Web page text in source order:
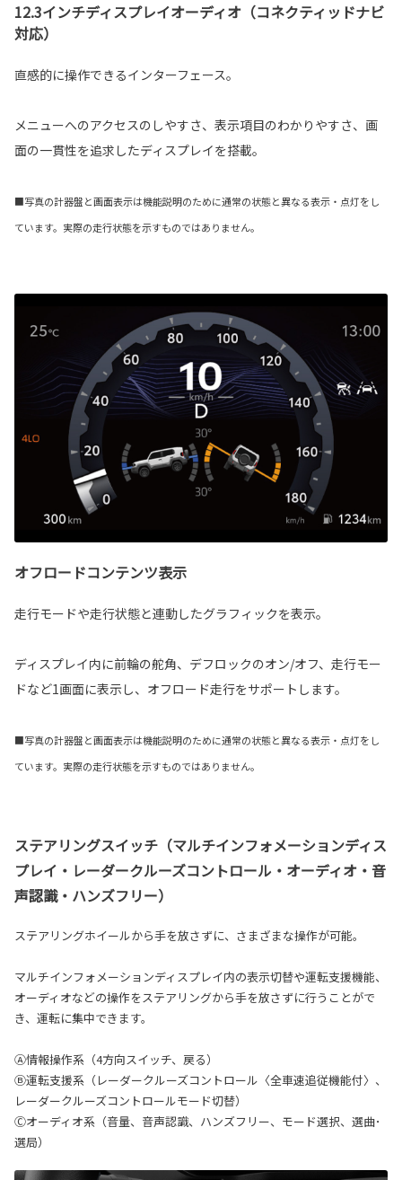
12.3インチディスプレイオーディオ（コネクティッドナビ
対応）
直感的に操作できるインターフェース。
メニューへのアクセスのしやすさ、表示項目のわかりやすさ、画
面の一貫性を追求したディスプレイを搭載。
■写真の計器盤と画面表示は機能説明のために通常の状態と異なる表示・点灯をし
ています。実際の走行状態を示すものではありません。
オフロードコンテンツ表示
走行モードや走行状態と連動したグラフィックを表示。
ディスプレイ内に前輪の舵角、デフロックのオン/オフ、走行モー
ドなど1画面に表示し、オフロード走行をサポートします。
■写真の計器盤と画面表示は機能説明のために通常の状態と異なる表示・点灯をし
ています。実際の走行状態を示すものではありません。
ステアリングスイッチ（マルチインフォメーションディス
プレイ・レーダークルーズコントロール・オーディオ・音
声認識・ハンズフリー）
ステアリングホイールから手を放さずに、さまざまな操作が可能。
マルチインフォメーションディスプレイ内の表示切替や運転支援機能、
オーディオなどの操作をステアリングから手を放さずに行うことがで
き、運転に集中できます。
Ⓐ情報操作系（4方向スイッチ、戻る）
Ⓑ運転支援系（レーダークルーズコントロール〈全車速追従機能付〉、
レーダークルーズコントロールモード切替）
Ⓒオーディオ系（音量、音声認識、ハンズフリー、モード選択、選曲･
選局）